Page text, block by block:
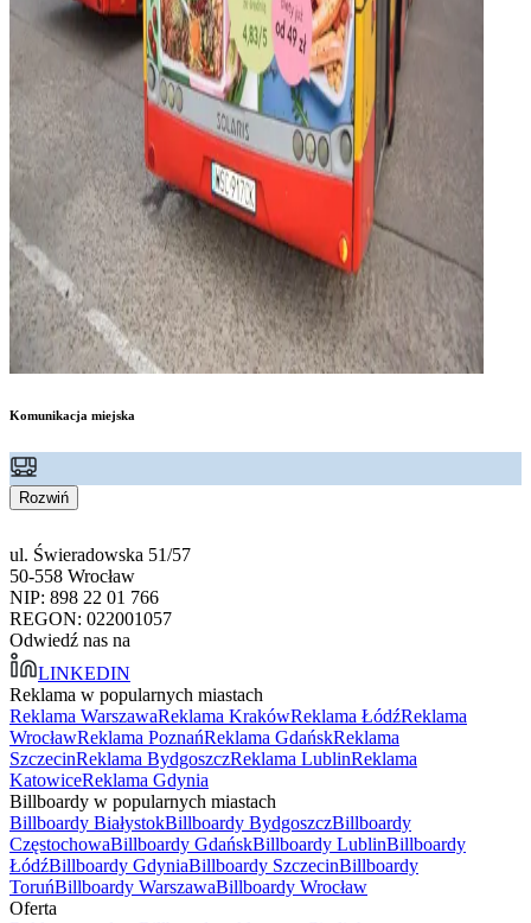
Komunikacja miejska
Rozwiń
ul. Świeradowska 51/57
50-558 Wrocław
NIP: 898 22 01 766
REGON: 022001057
Odwiedź nas na
LINKEDIN
Reklama w popularnych miastach
Reklama WarszawaReklama KrakówReklama ŁódźReklama
WrocławReklama PoznańReklama GdańskReklama
SzczecinReklama BydgoszczReklama LublinReklama
KatowiceReklama Gdynia
Billboardy w popularnych miastach
Billboardy BiałystokBillboardy BydgoszczBillboardy
CzęstochowaBillboardy GdańskBillboardy LublinBillboardy
ŁódźBillboardy GdyniaBillboardy SzczecinBillboardy
ToruńBillboardy WarszawaBillboardy Wrocław
Oferta